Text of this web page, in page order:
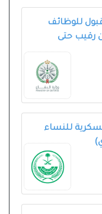
للوظائف
رقيب حتى
للنساء